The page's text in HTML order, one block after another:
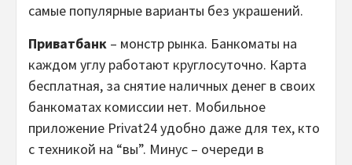
самые популярные варианты без украшений.
Приватбанк – монстр рынка. Банкоматы на
каждом углу работают круглосуточно. Карта
бесплатная, за снятие наличных денег в своих
банкоматах комиссии нет. Мобильное
приложение Privat24 удобно даже для тех, кто
с техникой на “вы”. Минус – очереди в